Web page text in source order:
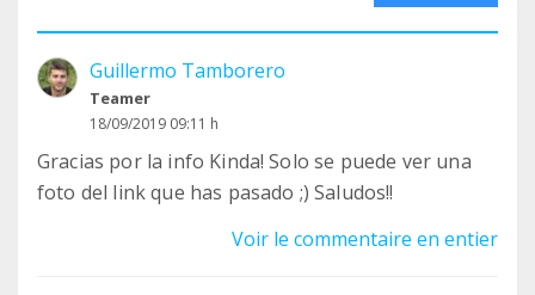
Guillermo Tamborero
Teamer
18/09/2019 09:11 h
Gracias por la info Kinda! Solo se puede ver una
foto del link que has pasado ;) Saludos!!
Voir le commentaire en entier